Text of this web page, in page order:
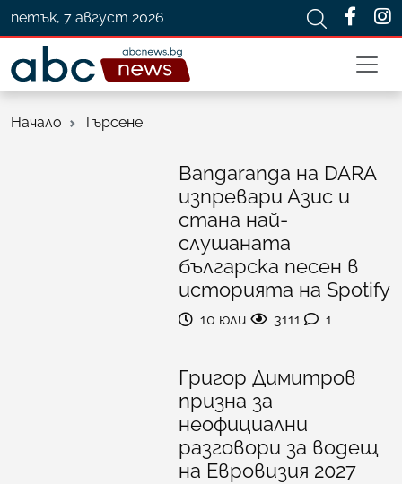
петък, 7 август 2026
Начало Търсене
Bangaranga на DARA
изпревари Азис и
стана най-
слушаната
българска песен в
историята на Spotify
10 юли 3111 1
Григор Димитров
призна за
неофициални
разговори за водещ
на Евровизия 2027